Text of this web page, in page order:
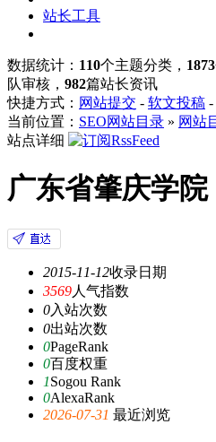
站长工具
数据统计： 110个主题分类， 1873
队审核， 982篇站长资讯
快捷方式： 网站提交 - 软文投稿 -
当前位置： SEO网站目录 » 网站
站点详细
广东省肇庆学院
2015-11-12收录日期
3569人气指数
0入站次数
0出站次数
0PageRank
0百度权重
1Sogou Rank
0AlexaRank
2026-07-31 最近浏览